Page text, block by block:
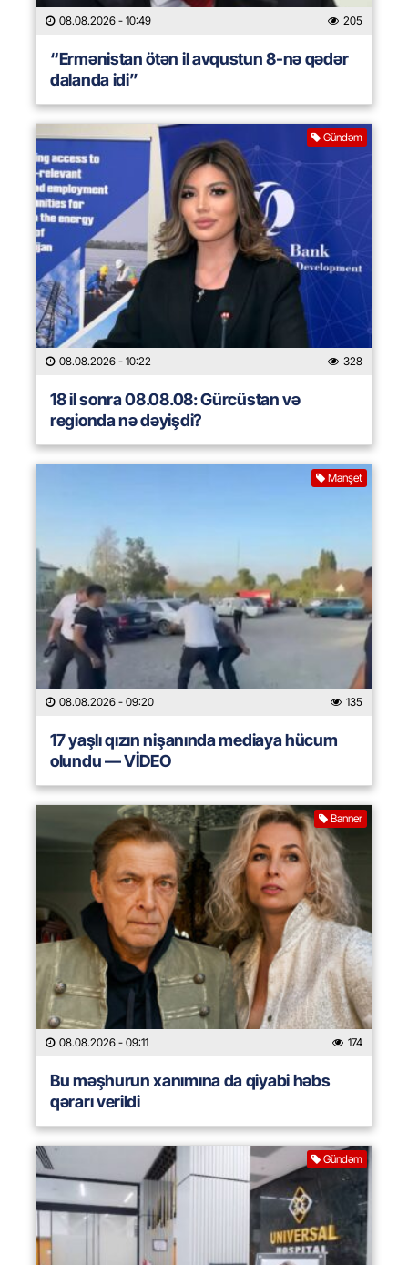
08.08.2026 - 10:49 205
“Ermənistan ötən il avqustun 8-nə qədər
dalanda idi”
Gündəm
08.08.2026 - 10:22 328
18 il sonra 08.08.08: Gürcüstan və
regionda nə dəyişdi?
Manşet
08.08.2026 - 09:20 135
17 yaşlı qızın nişanında mediaya hücum
olundu — VİDEO
Banner
08.08.2026 - 09:11 174
Bu məşhurun xanımına da qiyabi həbs
qərarı verildi
Gündəm